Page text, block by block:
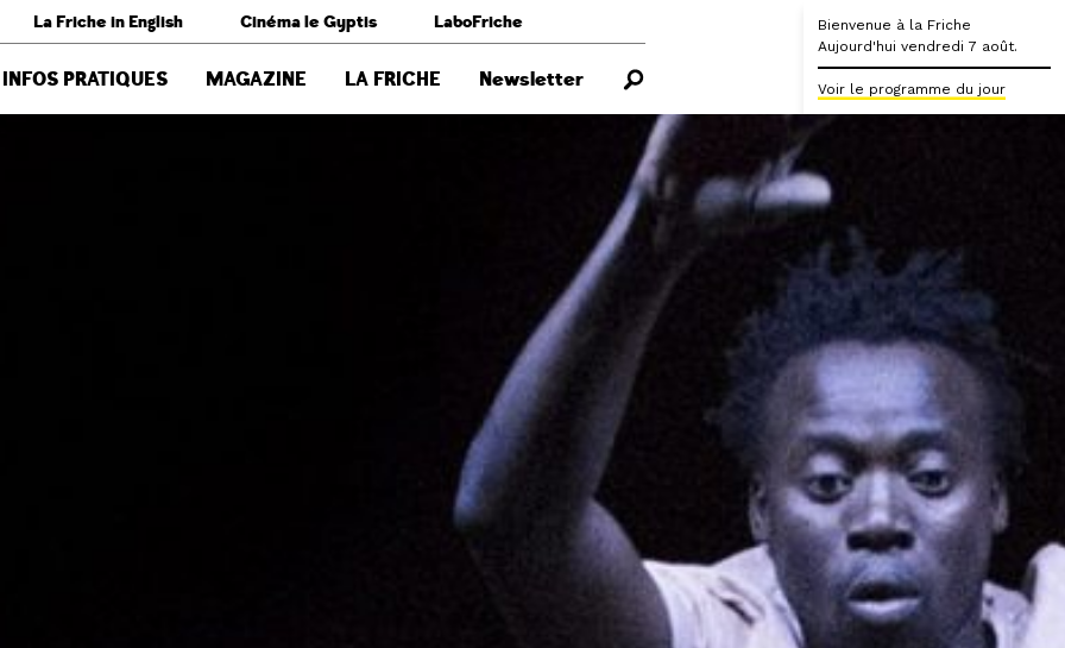
La Friche in English Cinéma le Gyptis LaboFriche
INFOS PRATIQUES MAGAZINE LA FRICHE Newsletter
Bienvenue à la Friche
Aujourd'hui vendredi 7 août.
Voir le programme du jour